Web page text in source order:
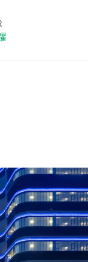
及年假待遇，按
職安全培訓及個
機會獲得績效獎
。